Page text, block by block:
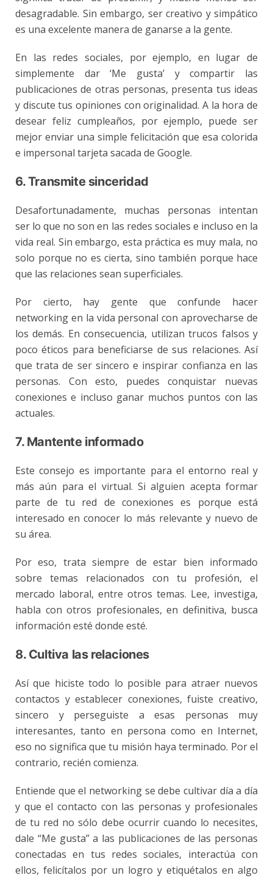
desagradable. Sin embargo, ser creativo y simpático
es una excelente manera de ganarse a la gente.
En las redes sociales, por ejemplo, en lugar de
simplemente dar ‘Me gusta’ y compartir las
publicaciones de otras personas, presenta tus ideas
y discute tus opiniones con originalidad. A la hora de
desear feliz cumpleaños, por ejemplo, puede ser
mejor enviar una simple felicitación que esa colorida
e impersonal tarjeta sacada de Google.
6. Transmite sinceridad
Desafortunadamente, muchas personas intentan
ser lo que no son en las redes sociales e incluso en la
vida real. Sin embargo, esta práctica es muy mala, no
solo porque no es cierta, sino también porque hace
que las relaciones sean superficiales.
Por cierto, hay gente que confunde hacer
networking en la vida personal con aprovecharse de
los demás. En consecuencia, utilizantrucos falsos y
poco éticos para beneficiarse de sus relaciones. Así
que trata de ser sincero e inspirar confianza en las
personas. Con esto, puedes conquistar nuevas
conexiones e incluso ganar muchos puntos con las
actuales.
7. Mantente informado
Este consejo es importante para el entorno real y
más aún para el virtual. Si alguien acepta formar
parte de tu red de conexiones es porque está
interesado en conocer lo más relevante y nuevo de
su área.
Por eso, trata siempre de estar bien informado
sobre temas relacionados con tu profesión, el
mercado laboral, entre otros temas. Lee, investiga,
habla con otros profesionales, en definitiva, busca
información esté donde esté.
8. Cultiva las relaciones
Así que hiciste todo lo posible para atraer nuevos
contactos y establecer conexiones, fuiste creativo,
sincero y perseguiste a esas personas muy
interesantes, tanto en persona como en Internet,
eso no significa que tu misión haya terminado. Por el
contrario, recién comienza.
Entiende que el networking se debe cultivar día a día
y que el contacto con las personas y profesionales
de tu red no sólo debe ocurrir cuando lo necesites,
dale “Me gusta” a las publicaciones de las personas
conectadas en tus redes sociales, interactúa con
ellos, felicítalos por un logro y etiquétalos en algo